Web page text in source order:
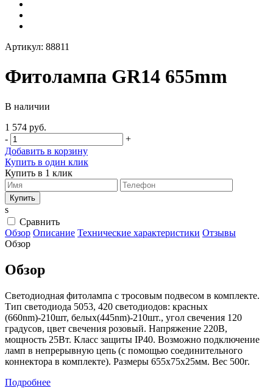
Артикул: 88811
Фитолампа GR14 655mm
В наличии
1 574 руб.
-
+
Добавить в корзину
Купить в один клик
Купить в 1 клик
s
Сравнить
Обзор Описание Технические характеристики Отзывы
Обзор
Обзор
Светодиодная фитолампа с тросовым подвесом в комплекте.
Тип светодиода 5053, 420 светодиодов: красных
(660nm)-210шт, белых(445nm)-210шт., угол свечения 120
градусов, цвет свечения розовый. Напряжение 220В,
мощность 25Вт. Класс защиты IP40. Возможно подключение
ламп в непрерывную цепь (с помощью соединительного
коннектора в комплекте). Размеры 655х75х25мм. Вес 500г.
Подробнее